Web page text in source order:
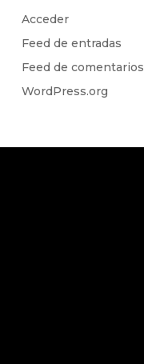
Acceder
Feed de entradas
Feed de comentarios
WordPress.org